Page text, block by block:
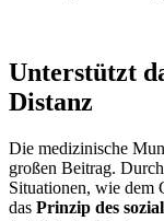
Unterstützt
Distanz
Die medizinische
großen Beitrag.
Situationen, wie dem
das Prinzip des